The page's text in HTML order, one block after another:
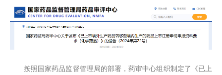
按照国家药品监督管理局的部署，药审中心组织制定了《已上